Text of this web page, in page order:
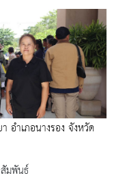
อำเภอนางรอง จังหวัด
มพันธ์